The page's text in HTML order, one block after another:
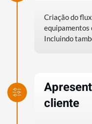
Criação do
equipamentos
Incluindo
cliente